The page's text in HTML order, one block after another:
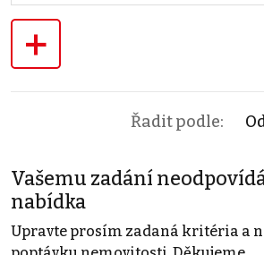
+
Řadit podle:
Vašemu zadání
nabídka
Upravte prosím zadaná kritéria a